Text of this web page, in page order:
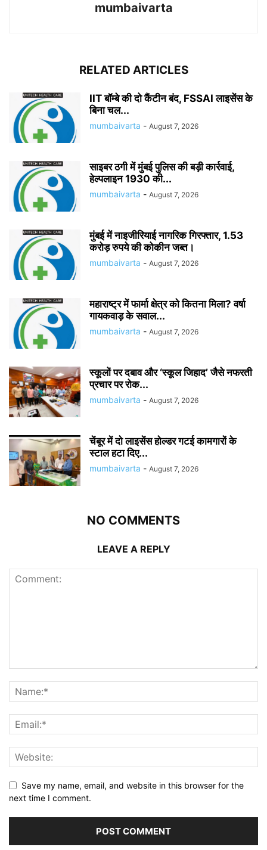
mumbaivarta
RELATED ARTICLES
IIT बॉम्बे की दो कैंटीन बंद, FSSAI लाइसेंस के
बिना चल...
mumbaivarta - August 7, 2026
साइबर ठगी में मुंबई पुलिस की बड़ी कार्रवाई,
हेल्पलाइन 1930 की...
mumbaivarta - August 7, 2026
मुंबई में नाइजीरियाई नागरिक गिरफ्तार, 1.53
करोड़ रुपये की कोकीन जब्त।
mumbaivarta - August 7, 2026
महाराष्ट्र में फार्मा क्षेत्र को कितना मिला? वर्षा
गायकवाड़ के सवाल...
mumbaivarta - August 7, 2026
स्कूलों पर दबाव और ‘स्कूल जिहाद’ जैसे नफरती
प्रचार पर रोक...
mumbaivarta - August 7, 2026
चेंबूर में दो लाइसेंस होल्डर गटई कामगारों के
स्टाल हटा दिए...
mumbaivarta - August 7, 2026
NO COMMENTS
LEAVE A REPLY
Save my name, email, and website in this browser for the
next time I comment.